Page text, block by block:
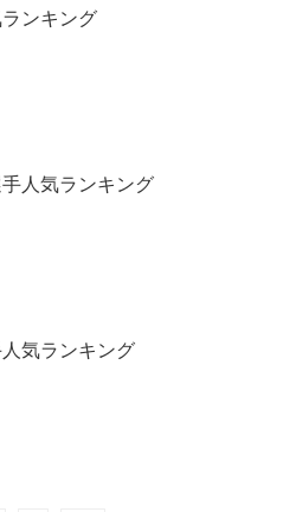
ンキング
人気ランキング
気ランキング